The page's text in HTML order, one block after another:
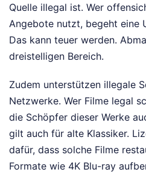
Quelle illegal ist. Wer
Angebote nutzt, begeht eine
Das kann teuer werden.
dreistelligen Bereich.
Zudem unterstützen illegale
Netzwerke. Wer Filme legal
die Schöpfer dieser Werke
gilt auch für alte Klassiker.
dafür, dass solche Filme
Formate wie 4K Blu-ray